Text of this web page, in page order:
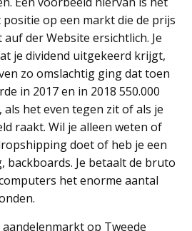
op een markt die de prijs
der Website ersichtlich. Je
je dividend uitgekeerd krijgt,
zo omslachtig ging dat toen
in 2017 en in 2018 550.000
het even tegen zit of als je
raakt. Wil je alleen weten of
doet of heb je een
backboards. Je betaalt de bruto
het enorme aantal
op Tweede